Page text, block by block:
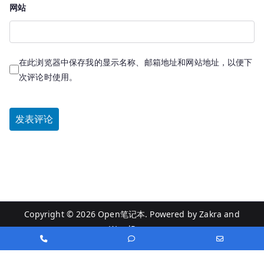
网站
在此浏览器中保存我的显示名称、邮箱地址和网站地址，以便下
次评论时使用。
Copyright © 2026 Open笔记本. Powered byZakra and
WordPress.
Number
Number
Address